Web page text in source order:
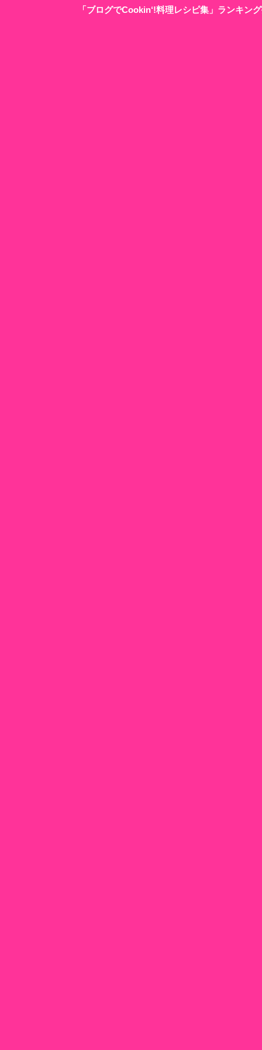
「ブログでCookin‘!料理レシピ集」ランキン